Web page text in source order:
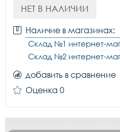
НЕТ В НАЛИЧИИ
Наличие в магазинах:
Склад №1 интернет-
Склад №2 интернет-
добавить в сравнение
Оценка 0